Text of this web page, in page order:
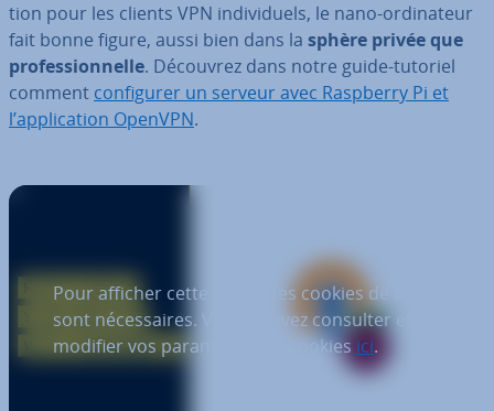
tion pour les clients VPN in­di­vi­duels, le nano-or­di­na­teur
fait bonne figure, aussi bien dans la sphère privée que
pro­fes­sion­nelle. Découvrez dans notre guide-tutoriel
comment con­fi­gu­rer un serveur avec Raspberry Pi et
l’ap­pli­ca­tion OpenVPN.
Pour afficher cette vidéo, des cookies de tiers
sont nécessaires. Vous pouvez consulter et
modifier vos paramètres de cookies ici.